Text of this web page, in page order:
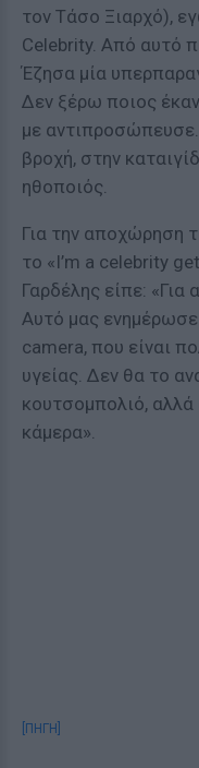
τον Τάσο Ξιαρχό),
Celebrity. Από αυτό
Έζησα μία
Δεν ξέρω ποιος
με
βροχή, στην
ηθοποιός.
Για την αποχώρηση
το «I’m a celebrity
Γαρδέλης είπε:
Αυτό μας
camera, που είναι
υγείας. Δεν θα το
κουτσομπολιό,
κάμερα».
[ΠΗΓΗ]